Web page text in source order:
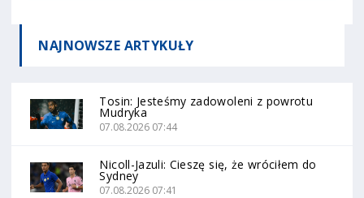
NAJNOWSZE ARTYKUŁY
Tosin: Jesteśmy zadowoleni z powrotu
Mudryka
07.08.2026 07:44
Nicoll-Jazuli: Cieszę się, że wróciłem do
Sydney
07.08.2026 07:41